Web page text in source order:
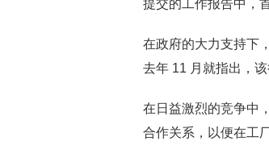
提交的工作报告中，
在政府的大力支持下
去年 11 月就指出，
在日益激烈的竞争中
合作关系，以便在工